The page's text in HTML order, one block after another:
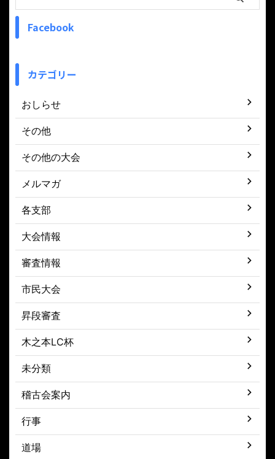
Facebook
カテゴリー
おしらせ
その他
その他の大会
メルマガ
各支部
大会情報
審査情報
市民大会
昇段審査
木之本LC杯
未分類
稽古会案内
行事
道場